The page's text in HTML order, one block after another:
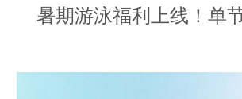
暑期游泳福利上线！单